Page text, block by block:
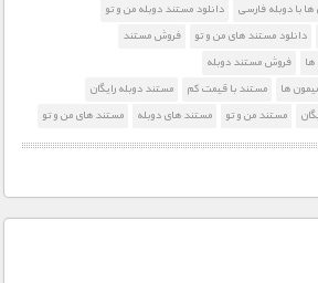
با دوبله فارسی
دانلود مستند دوبله من و تو
دانلود مستند های من و تو
فروش مستند
فروش مستند دوبله
ها
مستند با قیمت کم
مستند دوبله رایگان
مستند من و تو مستند های دوبله مستند های من و تو